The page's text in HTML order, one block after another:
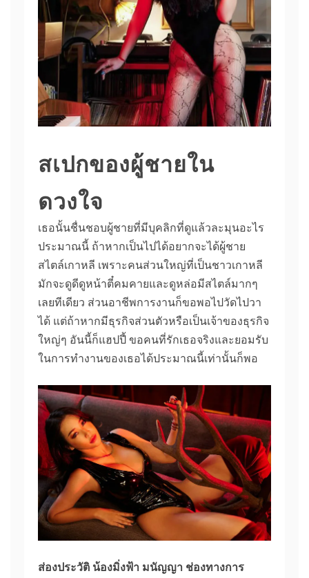
สเปกของผู้ชายใน
ดวงใจ
เธอนั้นชื่นชอบผู้ชายที่มีบุคลิกที่ดูแล้วละมุนอะไร
ประมาณนี้ ถ้าหากเป็นไปได้อยากจะได้ผู้ชาย
สไตล์เกาหลี เพราะคนส่วนใหญ่ที่เป็นชาวเกาหลี
มักจะดูดีดูหน้าตี๋คมคายและดูหล่อมีสไตล์มากๆ
เลยทีเดียว ส่วนอาชีพการงานก็ขอพอไปวัดไปวา
ได้ แต่ถ้าหากมีธุรกิจส่วนตัวหรือเป็นเจ้าของธุรกิจ
ใหญ่ๆ อันนี้ก็แฮปปี้ ขอคนที่รักเธอจริงและยอมรับ
ในการทำงานของเธอได้ประมาณนี้เท่านั้นก็พอ
ส่องประวัติ น้องมิ่งฟ้า มนัญญา ช่องทางการ